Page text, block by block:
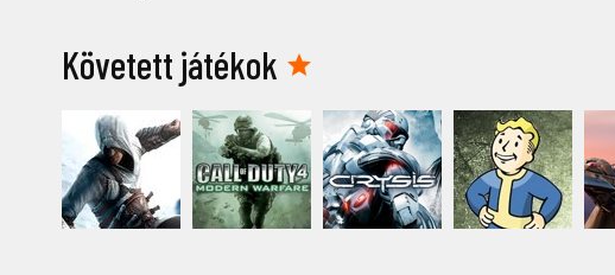
Követett játékok